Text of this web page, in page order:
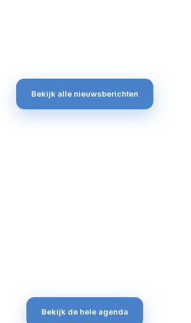
Bekijk alle nieuwsberichten
Bekijk de hele agenda